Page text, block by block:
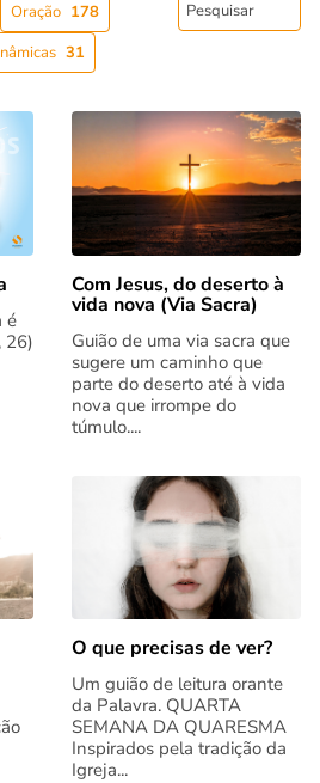
Oração 178
31
é
26)
Com Jesus, do deserto à
vida nova (Via Sacra)
Guião de uma via sacra que
sugere um caminho que
parte do deserto até à vida
nova que irrompe do
túmulo....
O que precisas de ver?
Um guião de leitura orante
da Palavra. QUARTA
SEMANA DA QUARESMA
Inspirados pela tradição da
Igreja...